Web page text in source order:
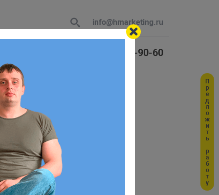
info@hmarketing.ru
+7 (925) 464-90-60
ответ
с учетом
Предложить работу